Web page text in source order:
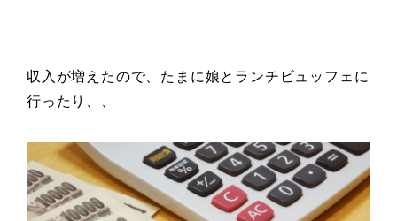
収入が増えたので、たまに娘とランチビュッフェに
行ったり、、